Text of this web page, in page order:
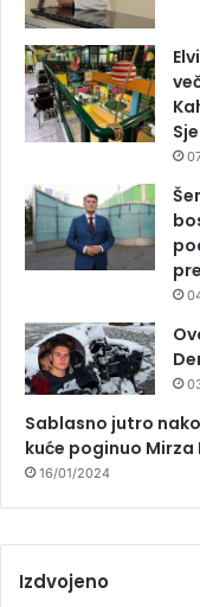
Sablasno jutro
kuće poginuo
16/01/2024
Izdvojeno